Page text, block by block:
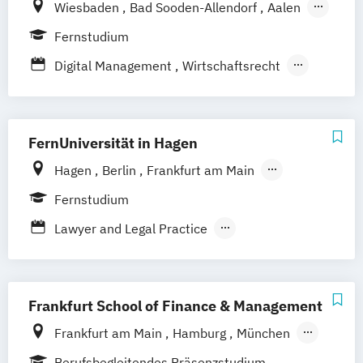
Mergers & Acquisitions
Personal und Organisation
Process Management Consulting
Wiesbaden Bad Sooden-Allendorf
Aalen
Baden-Baden
Heilbronn Kassel Leipzig Mannheim
München Bochum Kaiserslautern
Regenstauf Dresden Hoyerswerda
Magdeburg Ostfildern
Schwentinental / Kiel Stein / Nürnberg
Fernstudium
Digital Management
Wirtschaftsrecht
FernUniversität in Hagen
Hagen Berlin
Frankfurt am Main
Hamburg
Stuttgart Nürnberg Bonn
Fernstudium
Lawyer and Legal Practice
Frankfurt School of Finance & Management
Frankfurt am Main Hamburg
München
Düsseldorf
Online-Campus Stuttgart